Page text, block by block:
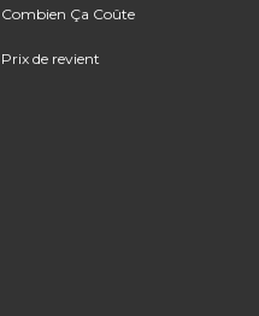
Combien Ça Coûte
Prix de revient